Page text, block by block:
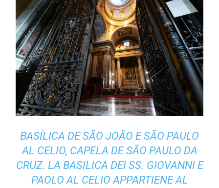
BASÍLICA DE SÃO JOÃO E SÃO PAULO
AL CELIO, CAPELA DE SÃO PAULO DA
CRUZ. LA BASILICA DEI SS. GIOVANNI E
PAOLO AL CELIO APPARTIENE AL